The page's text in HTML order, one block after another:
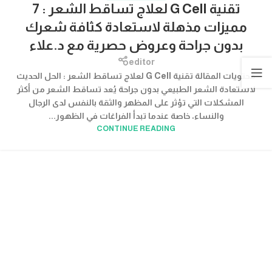
تقنية G Cell لعلاج تساقط الشعر : 7
مميزات مذهلة لاستعادة كثافة شعرك
بدون جراحة وعروض حصرية مع د.علاء
editor
محتويات المقالة تقنية G Cell لعلاج تساقط الشعر : الحل الحديث
لاستعادة الشعر الطبيعي بدون جراحة يُعد تساقط الشعر من أكثر
المشكلات التي تؤثر على المظهر والثقة بالنفس لدى الرجال
والنساء، خاصة عندما تبدأ الفراغات في الظهور...
CONTINUE READING